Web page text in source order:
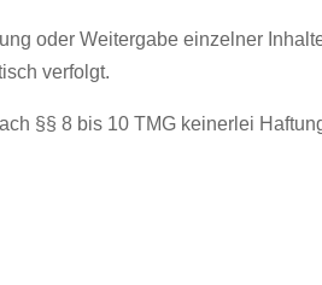
oder Weitergabe einzelner
verfolgt.
§§ 8 bis 10 TMG keinerlei